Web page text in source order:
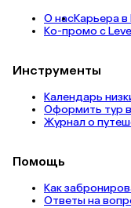
О насКарьера в
Ко-промо с
Инструменты
Календарь
Оформить тур
Журнал о
Помощь
Как
Ответы на